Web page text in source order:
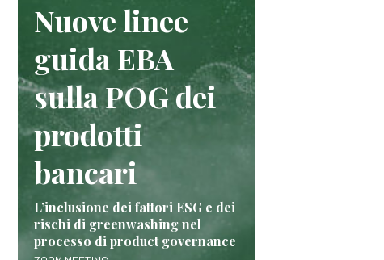
Nuove linee
guida EBA
sulla POG dei
prodotti
bancari
L’inclusione dei fattori ESG e dei
rischi di greenwashing nel
processo di product governance